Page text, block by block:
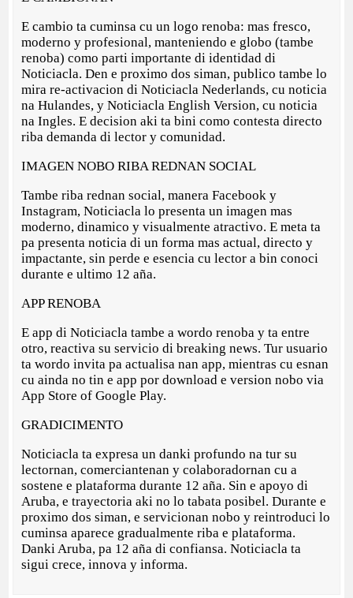
E cambio ta cuminsa cu un logo renoba: mas fresco,
moderno y profesional, manteniendo e globo (tambe
renoba) como parti importante di identidad di
Noticiacla. Den e proximo dos siman, publico tambe lo
mira re-activacion di Noticiacla Nederlands, cu noticia
na Hulandes, y Noticiacla English Version, cu noticia
na Ingles. E decision aki ta bini como contesta directo
riba demanda di lector y comunidad.
IMAGEN NOBO RIBA REDNAN SOCIAL
Tambe riba rednan social, manera Facebook y
Instagram, Noticiacla lo presenta un imagen mas
moderno, dinamico y visualmente atractivo. E meta ta
pa presenta noticia di un forma mas actual, directo y
impactante, sin perde e esencia cu lector a bin conoci
durante e ultimo 12 aña.
APP RENOBA
E app di Noticiacla tambe a wordo renoba y ta entre
otro, reactiva su servicio di breaking news. Tur usuario
ta wordo invita pa actualisa nan app, mientras cu esnan
cu ainda no tin e app por download e version nobo via
App Store of Google Play.
GRADICIMENTO
Noticiacla ta expresa un danki profundo na tur su
lectornan, comerciantenan y colaboradornan cu a
sostene e plataforma durante 12 aña. Sin e apoyo di
Aruba, e trayectoria aki no lo tabata posibel. Durante e
proximo dos siman, e servicionan nobo y reintroduci lo
cuminsa aparece gradualmente riba e plataforma.
Danki Aruba, pa 12 aña di confiansa. Noticiacla ta
sigui crece, innova y informa.